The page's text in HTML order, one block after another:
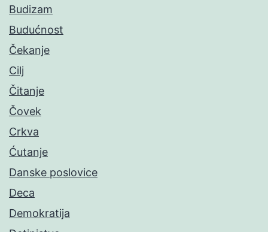
Budizam
Budućnost
Čekanje
Cilj
Čitanje
Čovek
Crkva
Ćutanje
Danske poslovice
Deca
Demokratija